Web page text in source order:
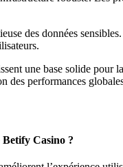
des données
une base solide
des performances
Betify Casino ?